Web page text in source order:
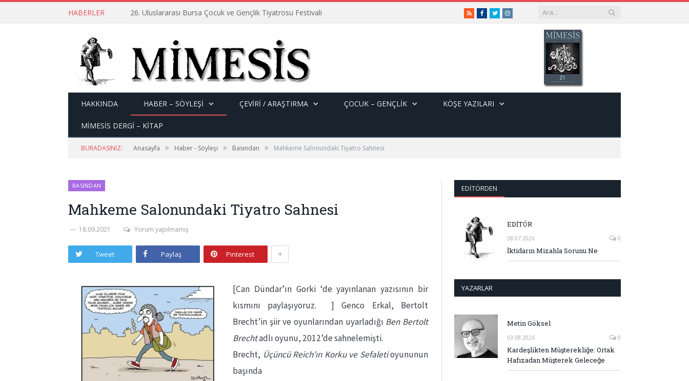
HABERLER 26. Uluslararası Bursa Çocuk ve Gençlik Tiyatrosu Festivali RSSFacebook
TwitterInstagram
HAKKINDA HABER – SÖYLEŞI ÇEVİRİ / ARAŞTIRMA ÇOCUK – GENÇLIK KÖŞE YAZILARI
MİMESİS DERGİ – KİTAP
BURADASINIZ: Anasayfa » Haber - Söyleşi » Basından » Mahkeme Salonundaki Tiyatro Sahnesi
BASINDAN
Mahkeme Salonundaki Tiyatro Sahnesi
18.09.2021 Yorum yapılmamış
Tweet Paylaş Pinterest +
[Can Dündar’ın Gorki ‘de yayınlanan yazısının bir
kısmını paylaşıyoruz. ] Genco Erkal, Bertolt
Brecht’in şiir ve oyunlarından uyarladığı Ben Bertolt
Brechtadlı oyunu, 2012’de sahnelemişti.
Brecht, Üçüncü Reich’ın Korku ve Sefaletioyununun
başında
EDITÖRDEN
EDİTÖR
28.07.2026 0
İktidarın Mizahla Sorunu Ne
YAZARLAR
Metin Göksel
03.08.2026 0
Kardeşlikten Müşterekliğe: Ortak
Hafızadan Müşterek Geleceğe